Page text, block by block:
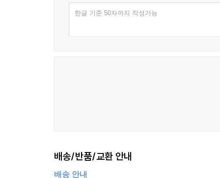
한글 기준 50자까지 작성가능
배송/반품/교환 안내
배송 안내